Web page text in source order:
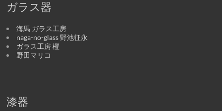
ガラス器
海馬 ガラス工房
naga-no-glass 野池征永
ガラス工房 橙
野田マリコ
漆器